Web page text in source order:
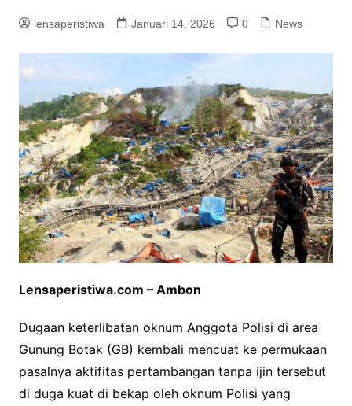
lensaperistiwa Januari 14, 2026 0 News
Lensaperistiwa.com – Ambon
Dugaan keterlibatan oknum Anggota Polisi di area
Gunung Botak (GB) kembali mencuat ke permukaan
pasalnya aktifitas pertambangan tanpa ijin tersebut
di duga kuat di bekap oleh oknum Polisi yang